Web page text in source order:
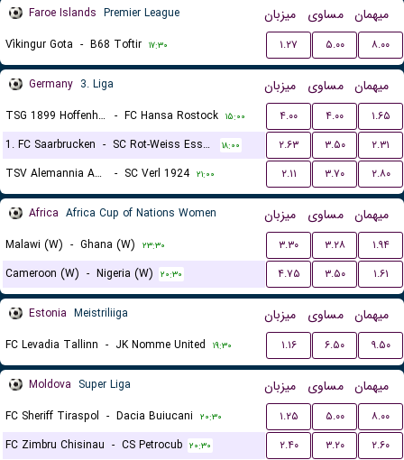
Faroe Islands Premier League میزبان مساوی میهمان
Víkingur Gota - B68 Toftir ۱۷:۳۰ ۱.۲۷ ۵.۰۰ ۸.۰۰
Germany 3. Liga میزبان مساوی میهمان
TSG 1899 Hoffenheim II - FC Hansa Rostock ۱۵:۰۰ ۴.۰۰ ۴.۰۰
۱.۶۵
1. FC Saarbrucken - SC Rot-Weiss Essen ۱۸:۰۰ ۲.۶۳ ۳.۵۰
۲.۳۱
TSV Alemannia Aachen
- SC Verl 1924 ۲۱:۰۰ ۲.۱۱ ۳.۷۰ ۲.۸۰
Africa Africa Cup of Nations Women میزبان مساوی میهمان
Malawi (W) - Ghana (W) ۲۳:۳۰ ۳.۳۰ ۳.۲۸
۱.۹۴
Cameroon (W) - Nigeria (W) ۲۰:۳۰ ۴.۷۵ ۳.۵۰ ۱.۶۱
Estonia Meistriliiga میزبان مساوی میهمان
FC Levadia Tallinn - JK Nomme United ۱۹:۳۰ ۱.۱۶ ۶.۵۰ ۹.۵۰
Moldova Super Liga میزبان مساوی میهمان
FC Sheriff Tiraspol - Dacia Buiucani ۲۰:۳۰ ۱.۲۵ ۵.۰۰
۸.۰۰
FC Zimbru Chisinau - CS Petrocub ۲۰:۳۰ ۲.۴۰ ۳.۲۰ ۲.۶۰